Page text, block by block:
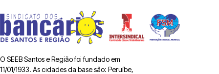
O SEEB Santos e Região foi fundado em
11/01/1933. As cidades da base são: Peruíbe,